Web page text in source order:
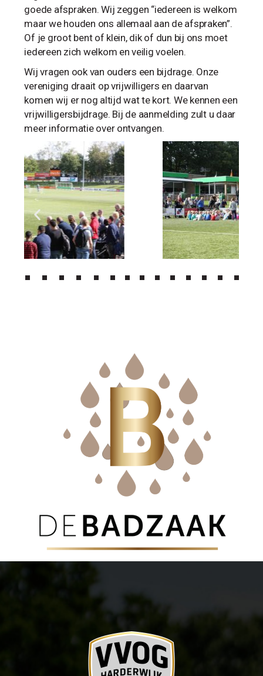
goede afspraken. Wij zeggen “iedereen is welkom
maar we houden ons allemaal aan de afspraken”.
Of je groot bent of klein, dik of dun bij ons moet
iedereen zich welkom en veilig voelen.
Wij vragen ook van ouders een bijdrage. Onze
vereniging draait op vrijwilligers en daarvan
komen wij er nog altijd wat te kort. We kennen een
vrijwilligersbijdrage. Bij de aanmelding zult u daar
meer informatie over ontvangen.